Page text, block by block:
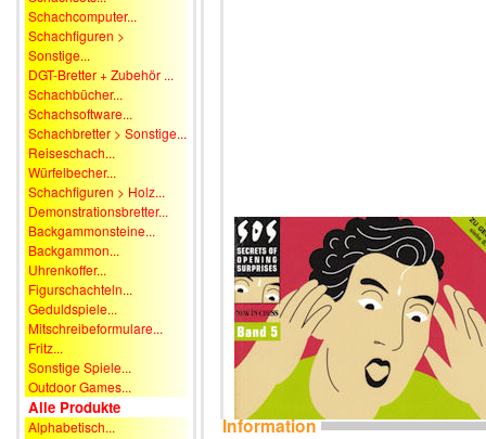
Schachcomputer...
Schachfiguren >
Sonstige...
DGT-Bretter + Zubehör ...
Schachbücher...
Schachsoftware...
Schachbretter > Sonstige...
Reiseschach...
Würfelbecher...
Schachfiguren > Holz...
Demonstrationsbretter...
Backgammonsteine...
Backgammon...
Uhrenkoffer...
Figurschachteln...
Geduldspiele...
Mitschreibeformulare...
Fritz...
Sonstige Spiele...
Outdoor Games...
Alle Produkte
Alphabetisch... Information